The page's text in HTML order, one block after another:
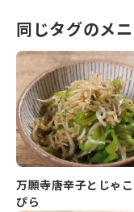
同じタグのメ
万願寺唐辛子とじゃ
ぴら